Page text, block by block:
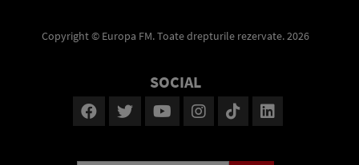
Copyright © Europa FM. Toate drepturile rezervate. 2026
SOCIAL